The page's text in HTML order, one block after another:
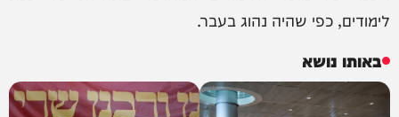
לימודים, כפי שהיה נהוג בעבר.
באותו נושא